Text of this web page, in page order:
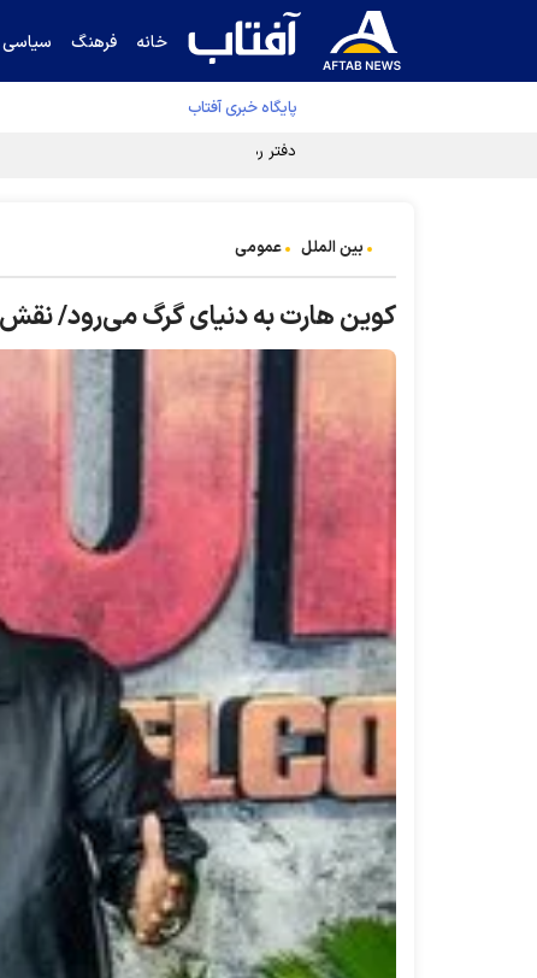
خانه فرهنگ سیاسی
پایگاه خبری آفتاب
دفتر رهبر انقلاب ادعای خرازی درباره پزشکیان
بین الملل عمومی
کوین هارت به دنیای گرگ می‌رود/